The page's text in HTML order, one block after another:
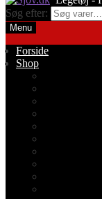
Søg efter:
Menu
Forside
Shop